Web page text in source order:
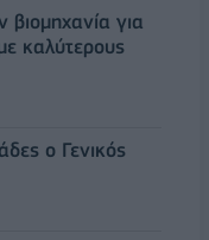
για
καλύτερους
ο Γενικός